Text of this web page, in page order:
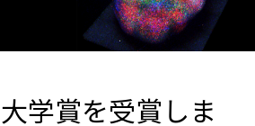
学賞を受賞しま